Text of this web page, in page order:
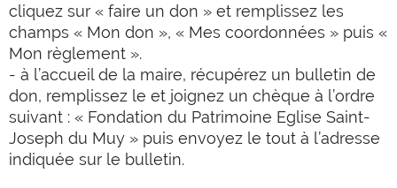
cliquez sur « faire un don » et remplissez les
champs « Mon don », « Mes coordonnées » puis «
Mon règlement ».
- à l’accueil de la maire, récupérez un bulletin de
don, remplissez le et joignez un chèque à l’ordre
suivant : « Fondation du Patrimoine Eglise Saint-
Joseph du Muy » puis envoyez le tout à l’adresse
indiquée sur le bulletin.